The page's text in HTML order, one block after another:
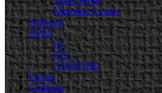
Nintendo Switch
Artículos
APPS
PC
iOS
ANDROID
Prensa
Contacto